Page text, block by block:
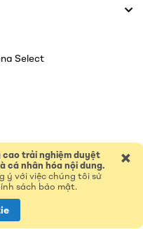
×
trải nghiệm duyệt
cá nhân hóa nội dung.
ý với việc chúng tôi sử
sách bảo mật.
Select